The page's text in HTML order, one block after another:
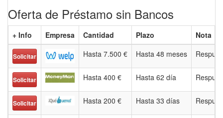
Oferta de Préstamo sin Bancos
+ Info Empresa Cantidad Plazo Nota
Solicitar Hasta 7.500 € Hasta 48 meses
Solicitar Hasta 400 € Hasta 62 día
Solicitar Hasta 200 € Hasta 33 días